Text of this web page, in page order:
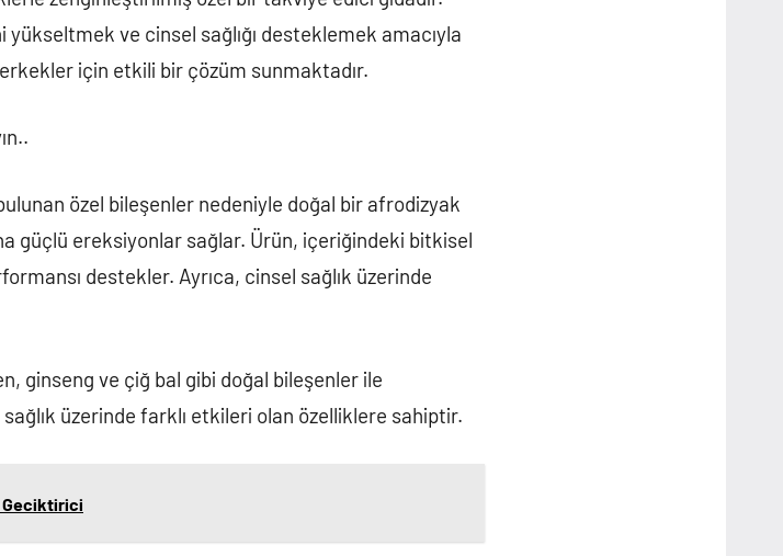
yükseltmek ve cinsel sağlığı desteklemek amacıyla
için etkili bir çözüm sunmaktadır.
özel bileşenler nedeniyle doğal bir afrodizyak
güçlü ereksiyonlar sağlar. Ürün, içeriğindeki bitkisel
destekler. Ayrıca, cinsel sağlık üzerinde
ginseng ve çiğ bal gibi doğal bileşenler ile
üzerinde farklı etkileri olan özelliklere sahiptir.
Geciktirici